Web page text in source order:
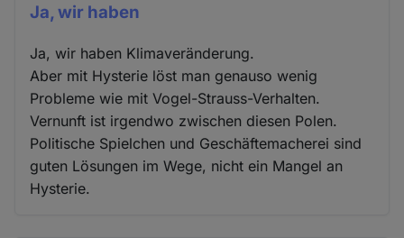
Ja, wir haben
Ja, wir haben Klimaveränderung.
Aber mit Hysterie löst man genauso wenig
Probleme wie mit Vogel-Strauss-Verhalten.
Vernunft ist irgendwo zwischen diesen Polen.
Politische Spielchen und Geschäftemacherei sind
guten Lösungen im Wege, nicht ein Mangel an
Hysterie.